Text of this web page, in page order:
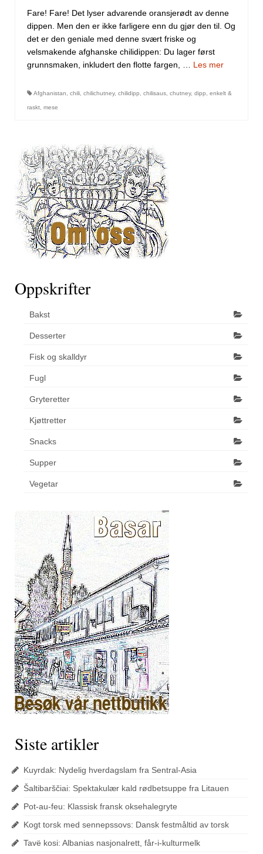
Fare! Fare! Det lyser advarende oransjerødt av denne
dippen. Men den er ikke farligere enn du gjør den til. Og
det er den geniale med denne svært friske og
velsmakende afghanske chilidippen: Du lager først
grunnsmaken, inkludert den flotte fargen, … Les mer
Afghanistan, chili, chilichutney, chilidipp, chilisaus, chutney, dipp, enkelt &
raskt, mese
Oppskrifter
Bakst
Desserter
Fisk og skalldyr
Fugl
Gryteretter
Kjøttretter
Snacks
Supper
Vegetar
Siste artikler
Kuyrdak: Nydelig hverdagslam fra Sentral-Asia
Šaltibarščiai: Spektakulær kald rødbetsuppe fra Litauen
Pot-au-feu: Klassisk fransk oksehalegryte
Kogt torsk med sennepssovs: Dansk festmåltid av torsk
Tavë kosi: Albanias nasjonalrett, får-i-kulturmelk